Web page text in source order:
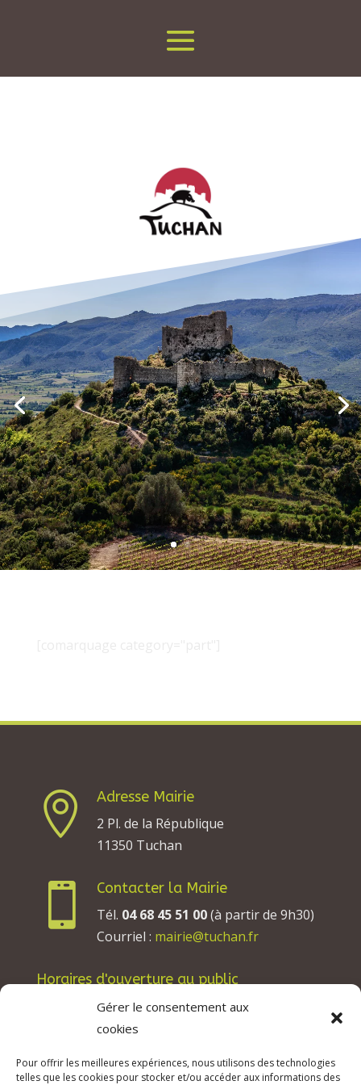
Gérer le consentement aux
cookies
Pour offrir les meilleures expériences, nous utilisons des technologies
telles que les cookies pour stocker et/ou accéder aux informations des

Adresse Mairie
2 Pl. de la République
11350 Tuchan

Contacter la Mairie
Tél. 04 68 45 51 00(à partir de 9h30)
Courriel : mairie@tuchan.fr
Horaires d'ouverture au public
Les lundis, mardis et jeudis : de 8h à 12h et de
13h30 à 17h30.
Les vendredis : de 8h à 12h.